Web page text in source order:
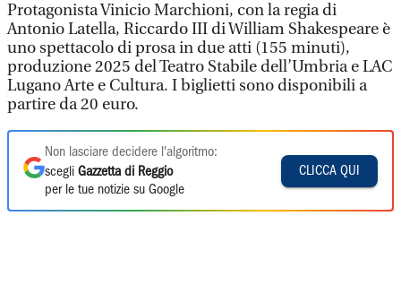
Protagonista Vinicio Marchioni, con la regia di
Antonio Latella, Riccardo III di William Shakespeare è
uno spettacolo di prosa in due atti (155 minuti),
produzione 2025 del Teatro Stabile dell’Umbria e LAC
Lugano Arte e Cultura. I biglietti sono disponibili a
partire da 20 euro.
Non lasciare decidere l'algoritmo:
scegli Gazzetta di Reggio
per le tue notizie su Google
CLICCA QUI